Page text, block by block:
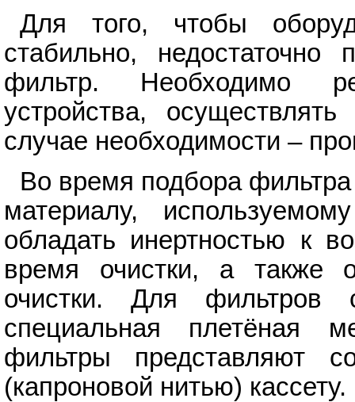
Для того, чтобы
стабильно, недостаточно
фильтр. Необходимо
устройства,
случае необходимости –
Во время подбора
материалу,
обладать инертностью к
время очистки, а также
очистки. Для фильтров
специальная плетёная
фильтры представляют
(капроновой нитью) кассету.